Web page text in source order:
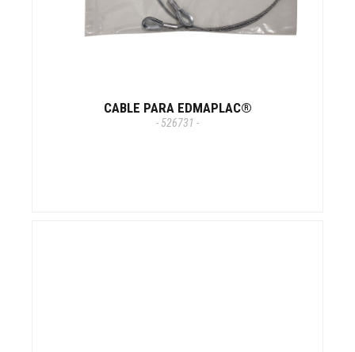
CABLE PARA EDMAPLAC®
- 526731 -